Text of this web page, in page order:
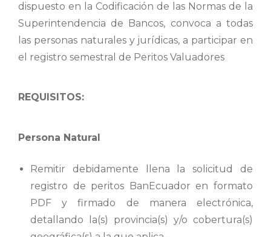
dispuesto en la Codificación de las Normas de la
Superintendencia de Bancos, convoca a todas
las personas naturales y jurídicas, a participar en
el registro semestral de Peritos Valuadores
REQUISITOS:
Persona Natural
Remitir debidamente llena la solicitud de
registro de peritos BanEcuador en formato
PDF y firmado de manera electrónica,
detallando la(s) provincia(s) y/o cobertura(s)